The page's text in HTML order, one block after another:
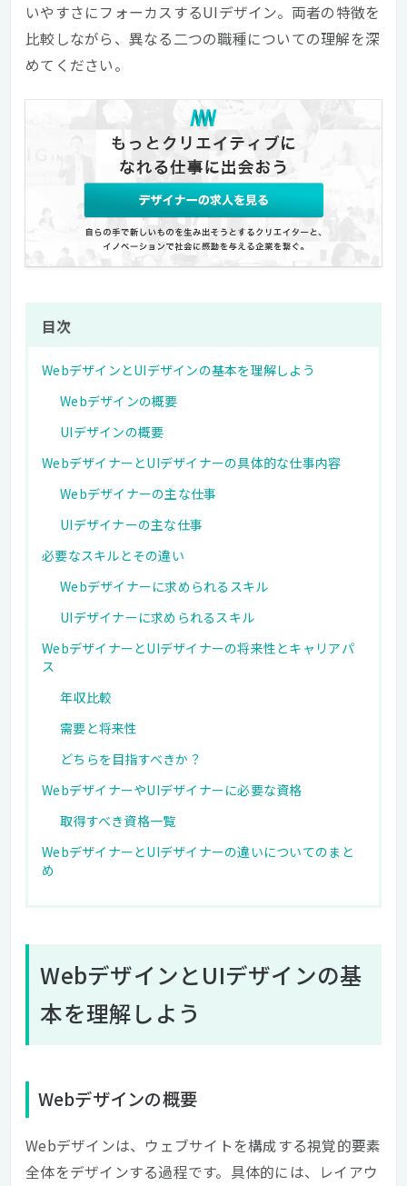
いやすさにフォーカスするUIデザイン。両者の特徴を
比較しながら、異なる二つの職種についての理解を深
めてください。
目次
WebデザインとUIデザインの基本を理解しよう
Webデザインの概要
UIデザインの概要
WebデザイナーとUIデザイナーの具体的な仕事内容
Webデザイナーの主な仕事
UIデザイナーの主な仕事
必要なスキルとその違い
Webデザイナーに求められるスキル
UIデザイナーに求められるスキル
WebデザイナーとUIデザイナーの将来性とキャリアパ
ス
年収比較
需要と将来性
どちらを目指すべきか？
WebデザイナーやUIデザイナーに必要な資格
取得すべき資格一覧
WebデザイナーとUIデザイナーの違いについてのまと
め
WebデザインとUIデザインの基
本を理解しよう
Webデザインの概要
Webデザインは、ウェブサイトを構成する視覚的要素
全体をデザインする過程です。具体的には、レイアウ